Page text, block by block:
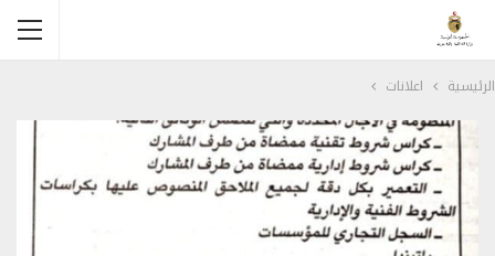
الرئيسية اعلانات